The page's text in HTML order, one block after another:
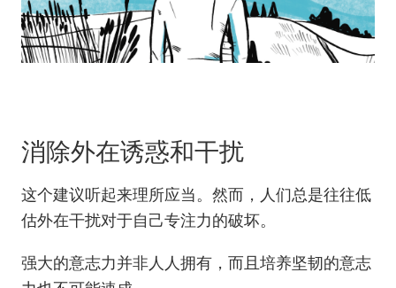
消除外在诱惑和干扰
这个建议听起来理所应当。然而，人们总是往往低
估外在干扰对于自己专注力的破坏。
强大的意志力并非人人拥有，而且培养坚韧的意志